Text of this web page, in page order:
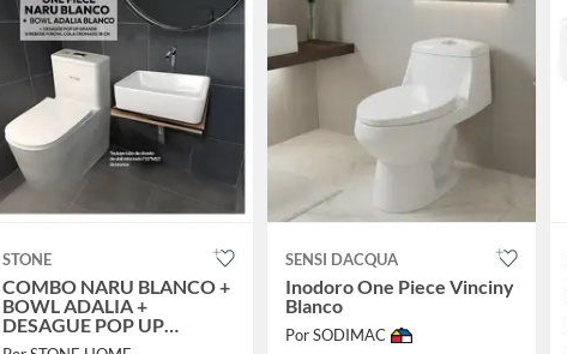
STONE
COMBO NARU BLANCO +
BOWL ADALIA +
DESAGUE POP UP
PBOWL CROMADO
SENSI DACQUA
Inodoro One Piece Vinciny
Blanco
Por SODIMAC